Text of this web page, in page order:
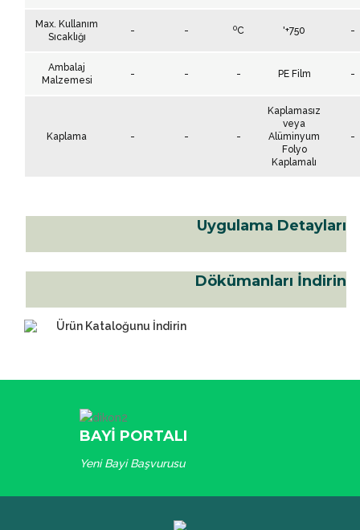
Max. Kullanım
Sıcaklığı
- - 0C '+750 -
Ambalaj
Malzemesi
- - - PE Film -
Kaplama - - -
Kaplamasız
veya
Alüminyum
Folyo
Kaplamalı
-
Uygulama Detayları
Dökümanları İndirin
Ürün Kataloğunu İndirin
BAYİ PORTALI
Yeni Bayi Başvurusu